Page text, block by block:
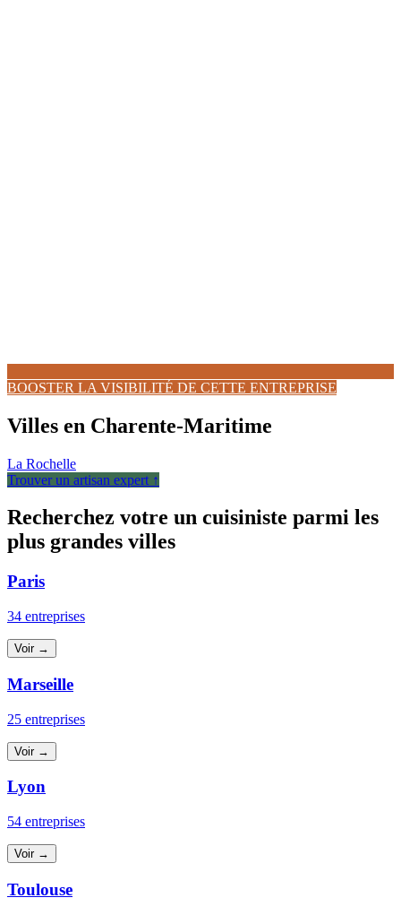
BOOSTER LA VISIBILITÉ DE CETTE ENTREPRISE
Villes en Charente-Maritime
La Rochelle
Trouver un artisan expert ↑
Recherchez votre un cuisiniste parmi les
plus grandes villes
Paris
34 entreprises
Voir →
Marseille
25 entreprises
Voir →
Lyon
54 entreprises
Voir →
Toulouse